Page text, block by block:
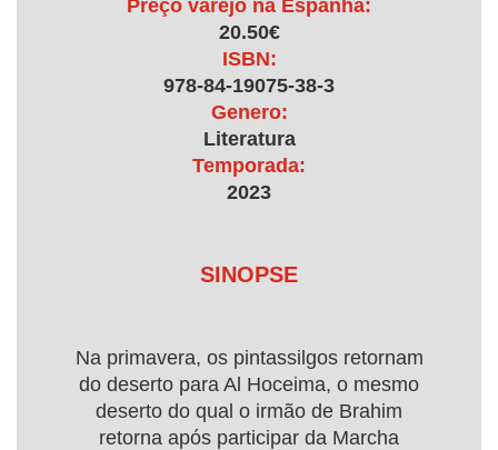
Preço varejo na Espanha:
20.50€
ISBN:
978-84-19075-38-3
Genero:
Literatura
Temporada:
2023
SINOPSE
Na primavera, os pintassilgos retornam
do deserto para Al Hoceima, o mesmo
deserto do qual o irmão de Brahim
retorna após participar da Marcha